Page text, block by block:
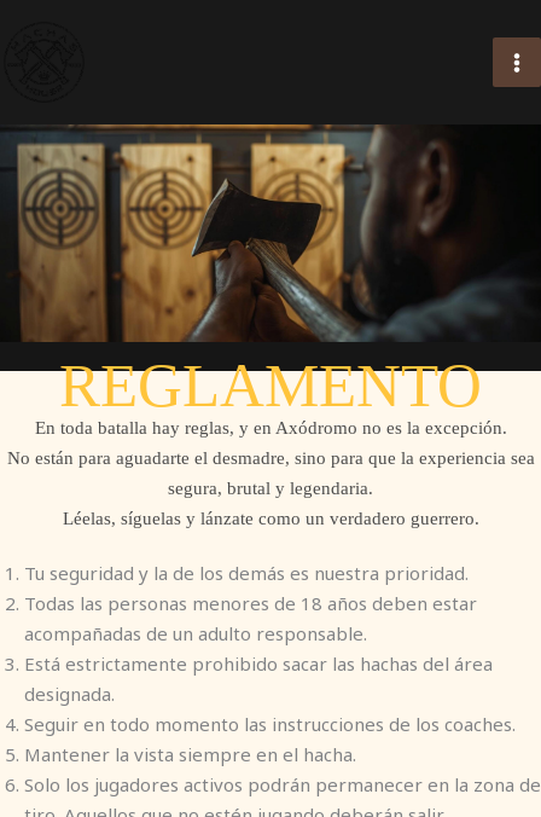
REGLAMENTO
En toda batalla hay reglas, y en Axódromo no es la excepción.
No están para aguadarte el desmadre, sino para que la experiencia sea
segura, brutal y legendaria.
Léelas, síguelas y lánzate como un verdadero guerrero.
Tu seguridad y la de los demás es nuestra prioridad.
Todas las personas menores de 18 años deben estar
acompañadas de un adulto responsable.
Está estrictamente prohibido sacar las hachas del área
designada.
Seguir en todo momento las instrucciones de los coaches.
Mantener la vista siempre en el hacha.
Solo los jugadores activos podrán permanecer en la zona de